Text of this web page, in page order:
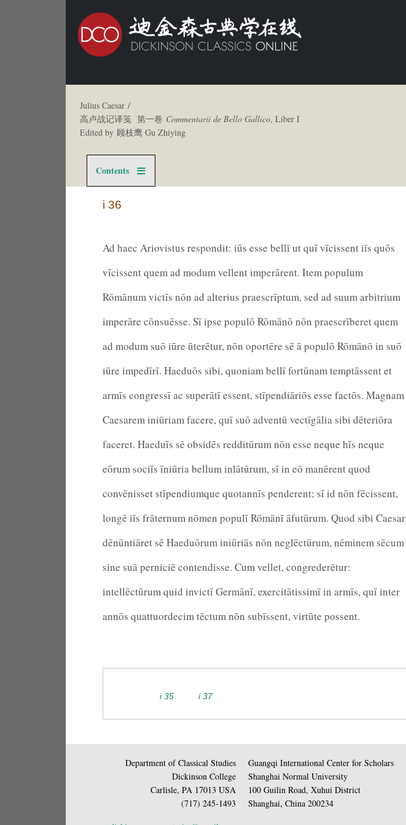
Julius Caesar /
高卢战记译笺 第一卷 Commentarii de Bello Gallico, Liber I
Edited by 顾枝鹰 Gu Zhiying
Contents
i 36
Ad haec Ariovistus respondit: iūs esse bellī ut quī vīcissent iīs quōs
vīcissent quem ad modum vellent imperārent. Item populum
Rōmānum victīs nōn ad alterius praescrīptum, sed ad suum arbitrium
imperāre cōnsuēsse. Sī ipse populō Rōmānō nōn praescrīberet quem
ad modum suō iūre ūterētur, nōn oportēre sē ā populō Rōmānō in suō
iūre impedīrī. Haeduōs sibi, quoniam bellī fortūnam temptāssent et
armīs congressī ac superātī essent, stīpendiāriōs esse factōs. Magnam
Caesarem iniūriam facere, quī suō adventū vectīgālia sibi dēteriōra
faceret. Haeduīs sē obsidēs redditūrum nōn esse neque hīs neque
eōrum sociīs īniūria bellum inlātūrum, sī in eō manērent quod
convēnisset stīpendiumque quotannīs penderent; sī id nōn fēcissent,
longē iīs frāternum nōmen populī Rōmānī āfutūrum. Quod sibi Caesar
dēnūntiāret sē Haeduōrum iniūriās nōn neglēctūrum, nēminem sēcum
sine suā perniciē contendisse. Cum vellet, congrederētur:
intellēctūrum quid invictī Germānī, exercitātissimī in armīs, quī inter
annōs quattuordecim tēctum nōn subīssent, virtūte possent.
i 35 i 37
Department of Classical Studies
Dickinson College
Carlisle, PA 17013 USA
(717) 245-1493
Guangqi International Center for Scholars
Shanghai Normal University
100 Guilin Road, Xuhui District
Shanghai, China 200234